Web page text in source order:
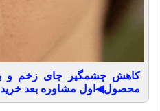
محصول◀اول مشاوره بعد خرید